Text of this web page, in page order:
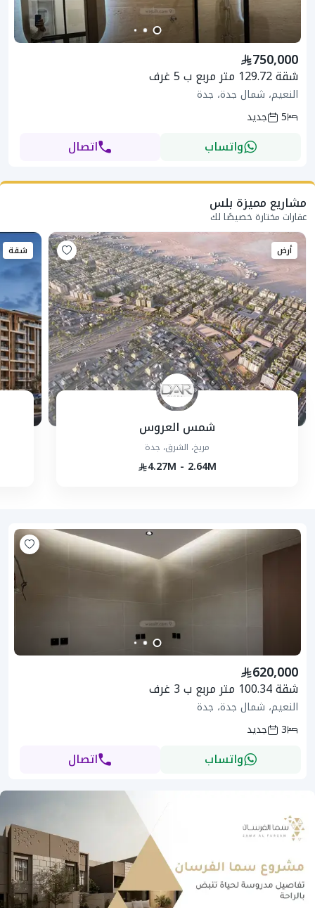
750,000
شقة 129.72 متر مربع ب 5 غرف
النعيم، شمال جدة، جدة
5
جديد
واتساب اتصال
مشاريع مميزة بلس
عقارات مختارة خصيصًا لك
أرض
شمس العروس
مريخ، الشرق، جدة
4.27M - 2.64M
شقة
620,000
شقة 100.34 متر مربع ب 3 غرف
النعيم، شمال جدة، جدة
3
جديد
واتساب اتصال